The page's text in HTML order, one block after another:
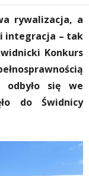
rywalizacja, a
integracja – tak
Konkurs
odbyło się we
do Świdnicy